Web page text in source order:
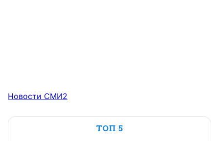
Новости СМИ2
ТОП 5